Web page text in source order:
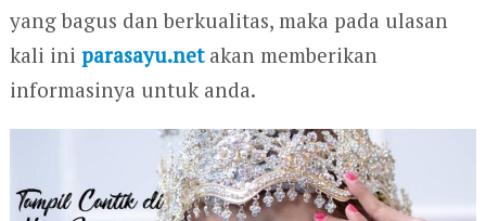
yang bagus dan berkualitas, maka pada ulasan
kali ini parasayu.netakan memberikan
informasinya untuk anda.